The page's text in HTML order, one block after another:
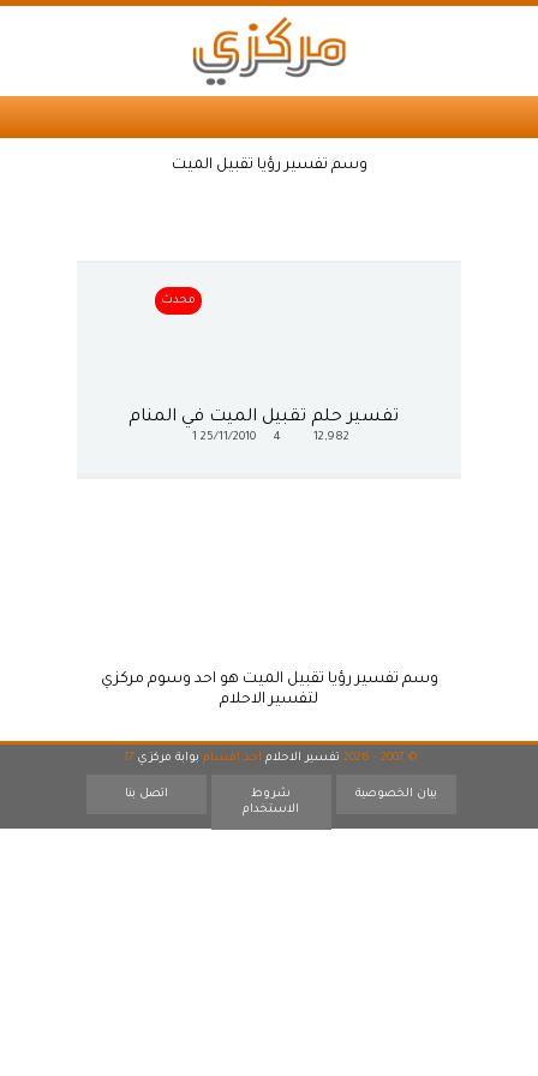
وسم تفسير رؤيا تقبيل الميت
محدث
تفسير حلم تقبيل الميت في المنام
12,982
25/11/2010
1
وسم تفسير رؤيا تقبيل الميت هو احد وسوم مركزي
لتفسير الاحلام
© 2007 - 2026 تفسير الاحلام احد اقسام بوابة مركزي 17
بيان الخصوصية
شروط
الاستخدام
اتصل بنا